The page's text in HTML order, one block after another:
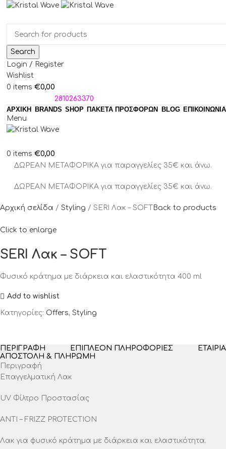
Search
Login / Register
Wishlist
0 items €0,00
2810263370
ΑΡΧΙΚΗ
BRANDS SHOP ΠΑΚΈΤΑ ΠΡΟΣΦΟΡΏΝ BLOG ΕΠΙΚΟΙΝΩΝΙΑ
Menu
0 items €0,00
ΔΩΡΕΑΝ ΜΕΤΑΦΟΡΙΚΑ για παραγγελίες 35€ και άνω.
ΔΩΡΕΑΝ ΜΕΤΑΦΟΡΙΚΑ για παραγγελίες 35€ και άνω.
Αρχική σελίδα Styling SERI Λακ – SOFT Back to products
Click to enlarge
SERI Λακ – SOFT
Φυσικό κράτημα με διάρκεια και ελαστικότητα 400 ml
Add to wishlist
Κατηγορίες: Offers, Styling
ΠΕΡΙΓΡΑΦΉ ΕΠΙΠΛΈΟΝ ΠΛΗΡΟΦΟΡΊΕΣ
ΕΤΑΙΡΊΑ
ΑΠΟΣΤΟΛΉ & ΠΛΗΡΩΜΉ
Περιγραφή
Επαγγελματική Λακ
UV Φίλτρο Προστασίας
ANTI – FRIZZ PROTECTION
Λακ για φυσικό κράτημα με διάρκεια και ελαστικότητα.